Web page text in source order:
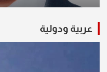
عربية ودولية